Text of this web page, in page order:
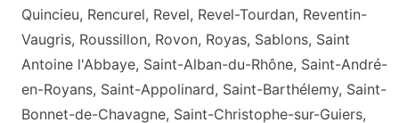
Quincieu, Rencurel, Revel, Revel-Tourdan, Reventin-
Vaugris, Roussillon, Rovon, Royas, Sablons, Saint
Antoine l'Abbaye, Saint-Alban-du-Rhône, Saint-André-
en-Royans, Saint-Appolinard, Saint-Barthélemy, Saint-
Bonnet-de-Chavagne, Saint-Christophe-sur-Guiers,